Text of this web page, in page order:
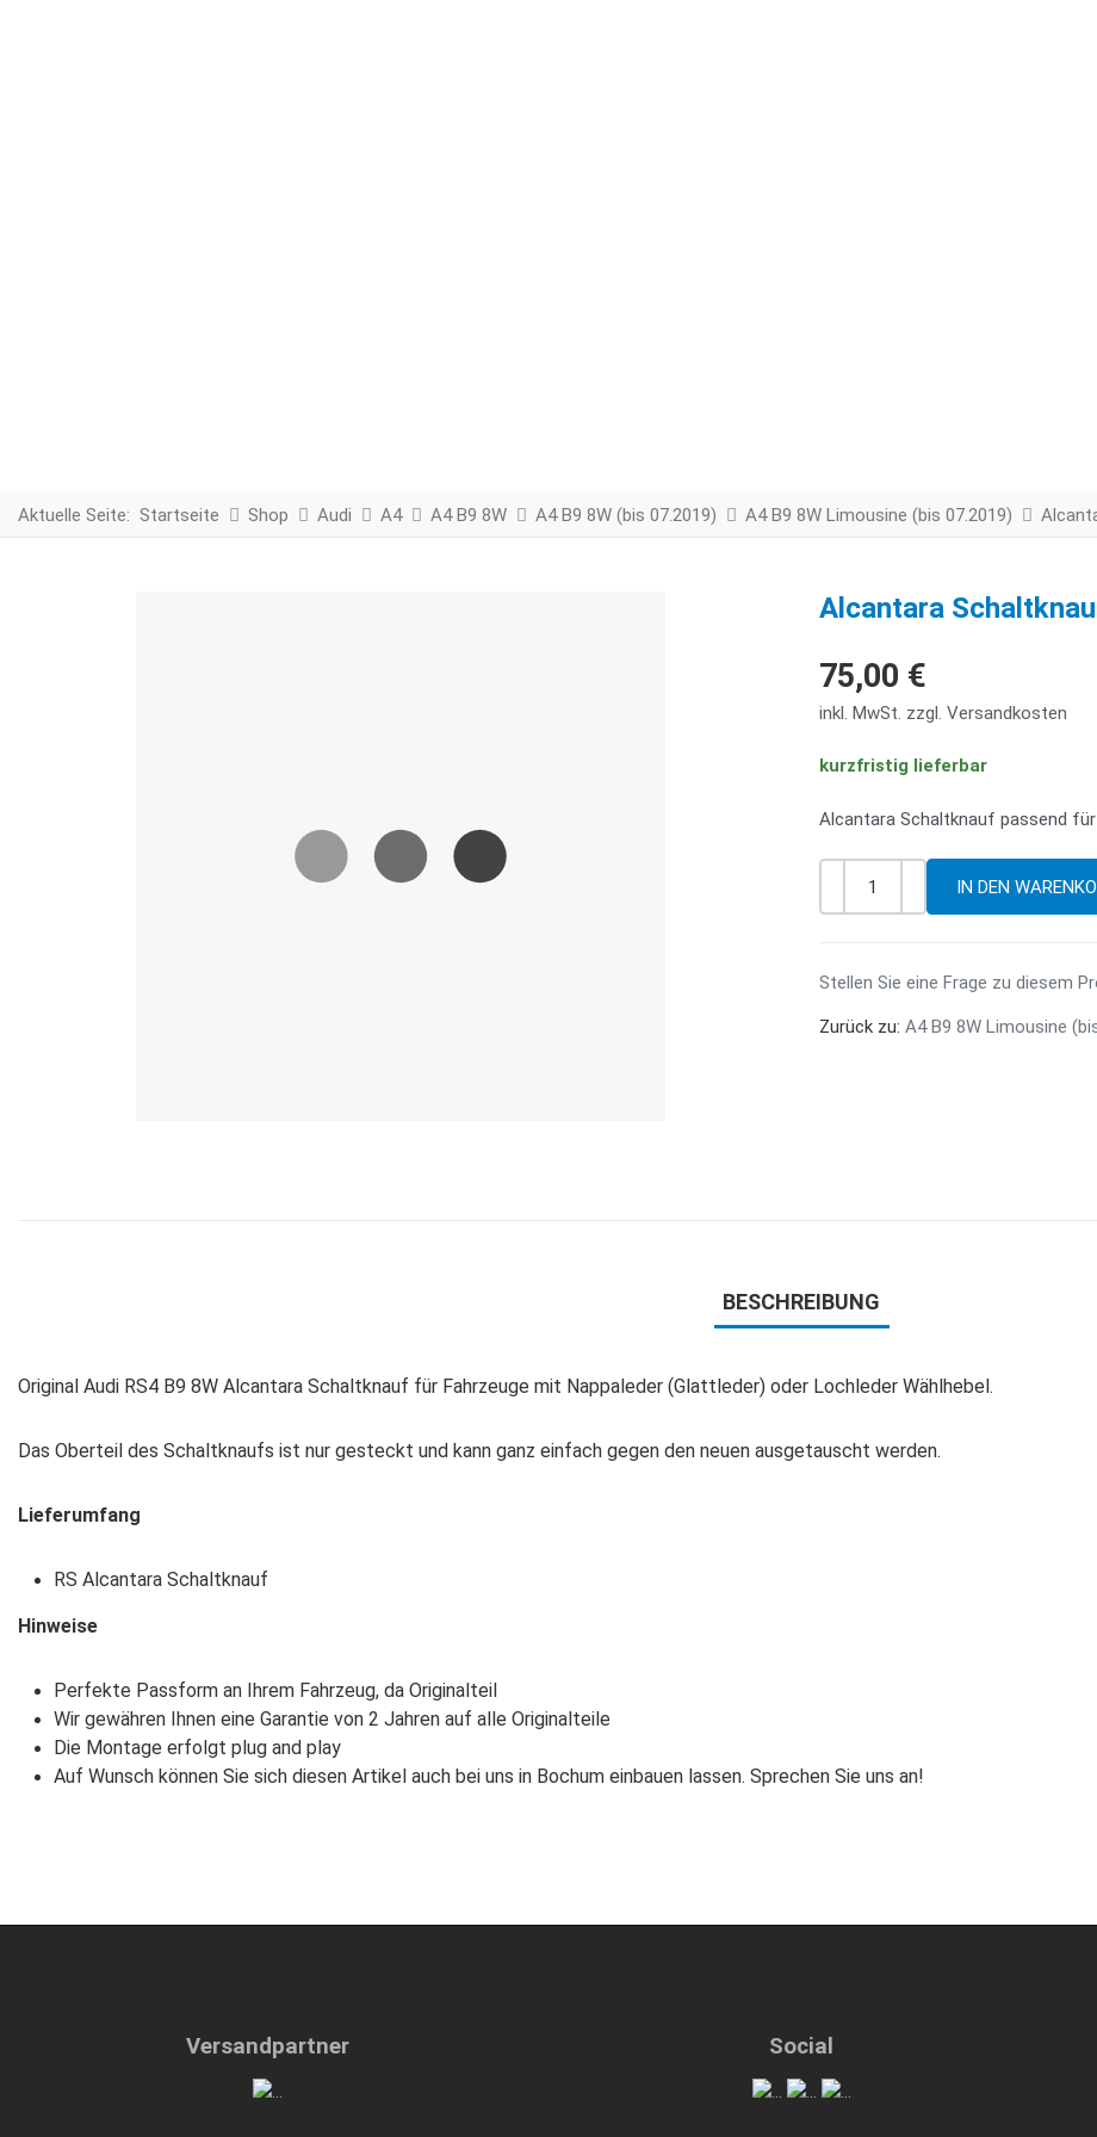
Aktuelle Seite: Startseite Shop Audi A4 A4 B9 8W A4 B9 8W (bis 07.2019) A4 B9 8W Limousine (bis 07.2019)
Alcantara
75,00 €
inkl. MwSt. zzgl. Versandkosten
kurzfristig lieferbar
Alcantara Schaltknauf passend für
Stellen Sie eine Frage zu diesem
Zurück zu: A4 B9 8W Limousine
BESCHREIBUNG
Original Audi RS4 B9 8W Alcantara Schaltknauf für Fahrzeuge mit Nappaleder (Glattleder) oder Lochleder Wählhebel.
Das Oberteil des Schaltknaufs ist nur gesteckt und kann ganz einfach gegen den neuen ausgetauscht werden.
Lieferumfang
RS Alcantara Schaltknauf
Hinweise
Perfekte Passform an Ihrem Fahrzeug, da Originalteil
Wir gewähren Ihnen eine Garantie von 2 Jahren auf alle Originalteile
Die Montage erfolgt plug and play
Auf Wunsch können Sie sich diesen Artikel auch bei uns in Bochum einbauen lassen. Sprechen Sie uns an!
Versandpartner Social